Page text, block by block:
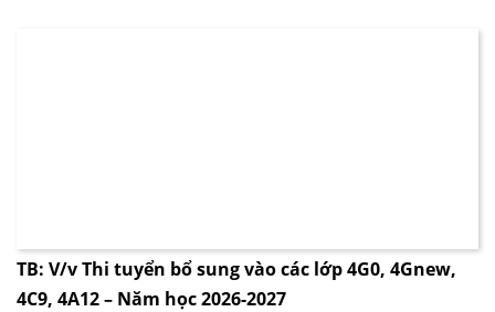
TB: V/v Thi tuyển bổ sung vào các lớp 4G0, 4Gnew,
4C9, 4A12 – Năm học 2026-2027